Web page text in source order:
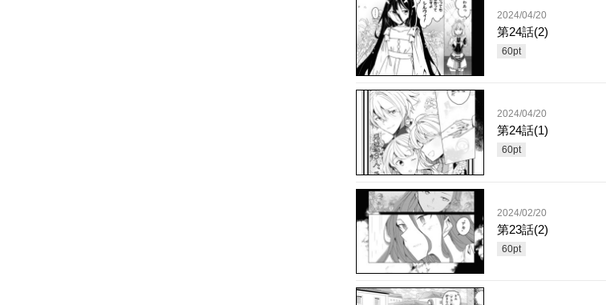
2024/04/20
第24話(2)
60pt
2024/04/20
第24話(1)
60pt
2024/02/20
第23話(2)
60pt